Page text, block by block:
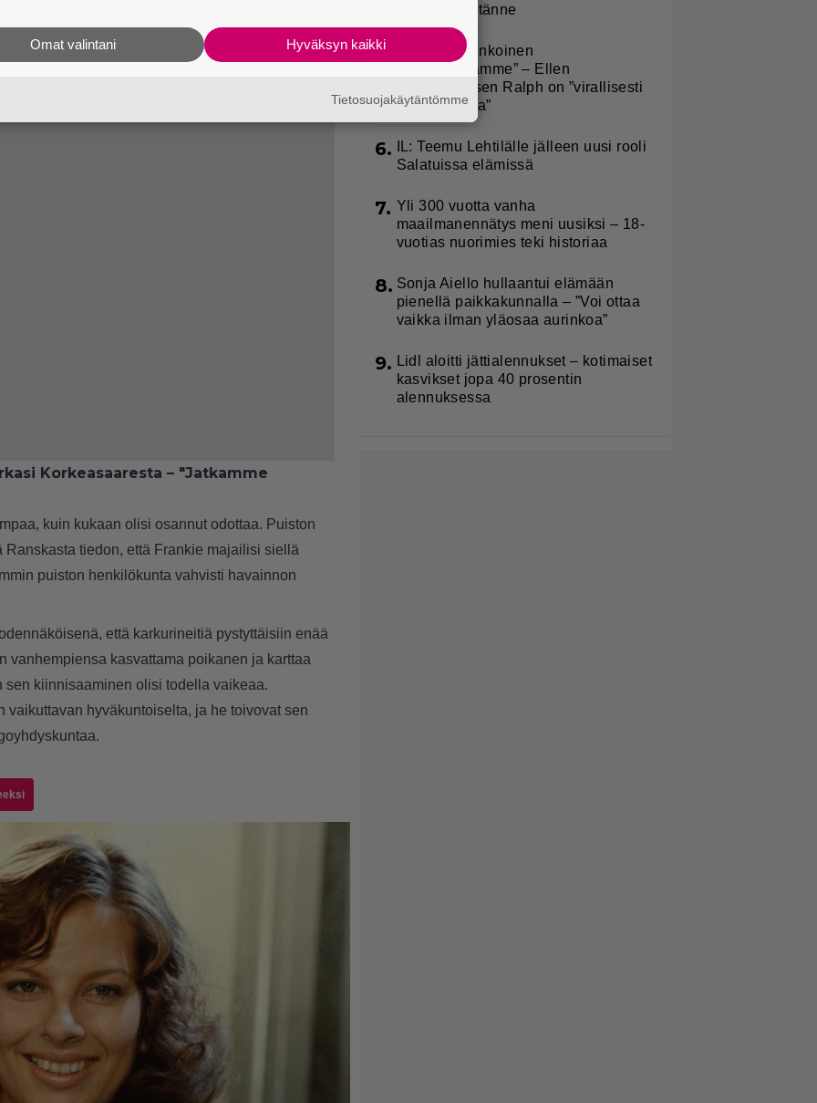
kadonnut Pedro on löytynyt – 1,5
vuotta
Korkeasaaresta – "Jatkamme
kuin kukaan olisi osannut odottaa. Puiston
tiedon, että Frankie majailisi siellä
puiston henkilökunta vahvisti havainnon
että karkurineitiä pystyttäisiin enää
vanhempiensa kasvattama poikanen ja karttaa
kiinnisaaminen olisi todella vaikeaa.
vaikuttavan hyväkuntoiselta, ja he toivovat sen
Suomeen – tänne
5.
”Rakas, aurinkoinen
leijonapoikamme” – Ellen
Jokikunnaksen Ralph on ”virallisesti
kympin poika”
6.
IL: Teemu Lehtilälle jälleen uusi rooli
Salatuissa elämissä
7. Yli 300 vuotta vanha
maailmanennätys meni uusiksi – 18-
vuotias nuorimies teki historiaa
8. Sonja Aiello hullaantui elämään
pienellä paikkakunnalla – ”Voi ottaa
vaikka ilman yläosaa aurinkoa”
9. Lidl aloitti jättialennukset – kotimaiset
kasvikset jopa 40 prosentin
alennuksessa
Hyväksyn kaikki
Omat valintani
Tietosuojakäytäntömme